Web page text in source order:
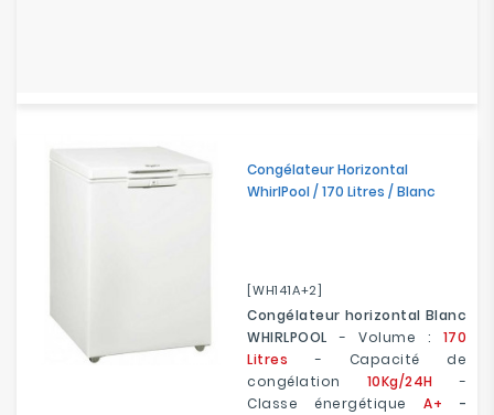
Congélateur Horizontal
WhirlPool / 170 Litres / Blanc
[WH141A+2]
Congélateur horizontal Blanc
WHIRLPOOL - Volume : 170
Litres
- Capacité de
congélation 10Kg/24H -
Classe énergétiqueA+ -